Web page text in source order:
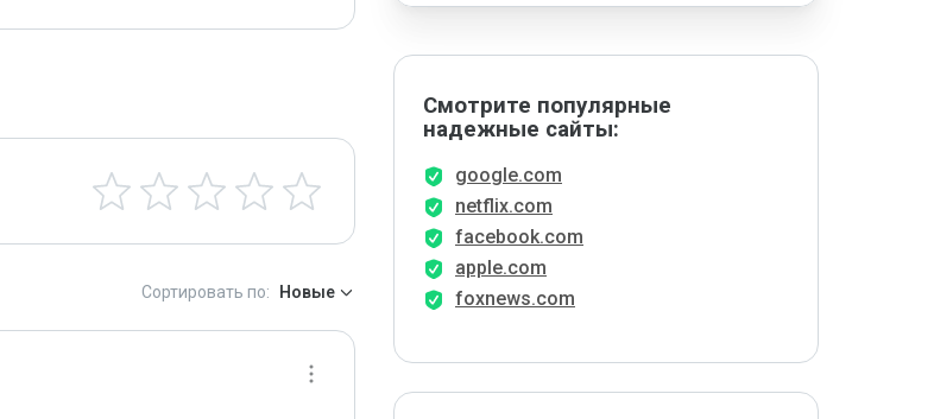
Сортировать по: Новые
Смотрите популярные
надежные сайты:
google.com
netflix.com
facebook.com
apple.com
foxnews.com